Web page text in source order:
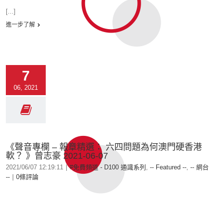
[...]
進一步了解
7
06, 2021
《聲音專欄 – 報章精選： 六四問題為何澳門硬香港
軟？ 》曾志豪 2021-06-07
2021/06/07 12:19:11 | #免費頻道 - D100 通識系列 , -- Featured --, -- 網台
--
0條評論